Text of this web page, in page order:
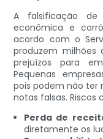
A falsificação de
econômica e
acordo com o
produzem milhões
prejuízos para
Pequenas
pois podem não ter
notas falsas. Riscos
Perda de
diretamente os